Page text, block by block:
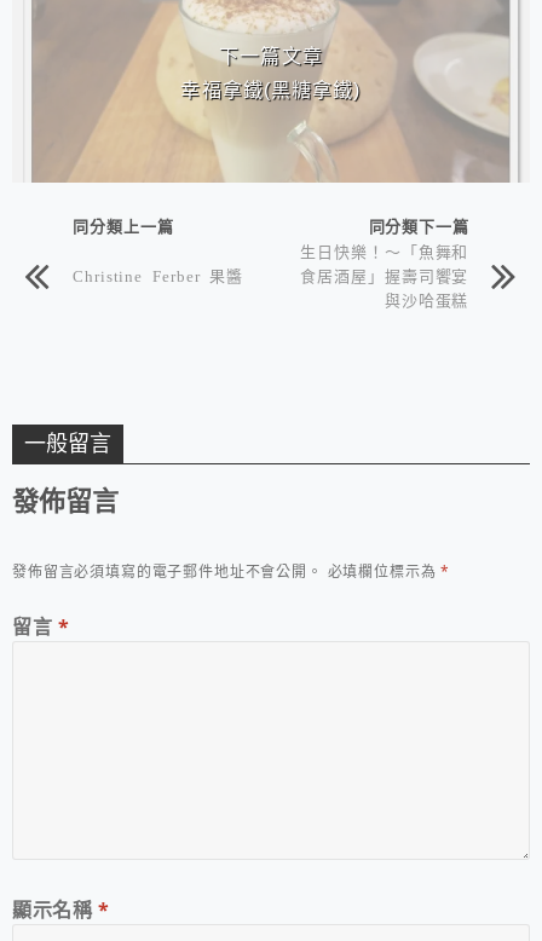
下一篇文章
幸福拿鐵(黑糖拿鐵)
同分類上一篇
Christine Ferber 果醬
同分類下一篇
生日快樂！～「魚舞和
食居酒屋」握壽司饗宴
與沙哈蛋糕
一般留言
發佈留言
發佈留言必須填寫的電子郵件地址不會公開。 必填欄位標示為*
留言 *
顯示名稱*